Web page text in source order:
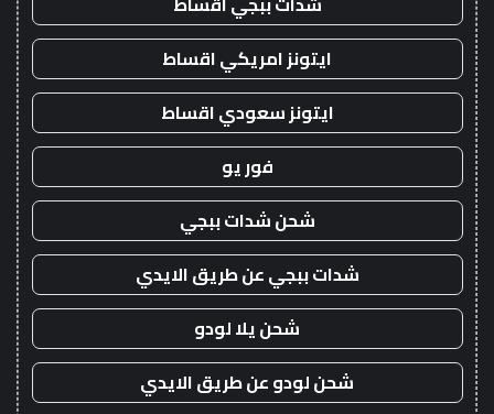
ايتونز امريكي اقساط
ايتونز سعودي اقساط
فور يو
شحن شدات ببجي
شدات ببجي عن طريق الايدي
شحن يلا لودو
شحن لودو عن طريق الايدي